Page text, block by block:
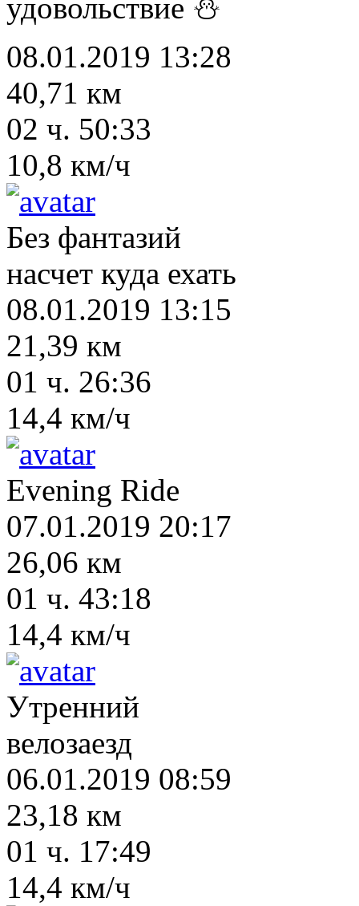
удовольствие ⛄
08.01.2019 13:28
40,71 км
02 ч. 50:33
10,8 км/ч
Без фантазий
насчет куда ехать
08.01.2019 13:15
21,39 км
01 ч. 26:36
14,4 км/ч
Evening Ride
07.01.2019 20:17
26,06 км
01 ч. 43:18
14,4 км/ч
Утренний
велозаезд
06.01.2019 08:59
23,18 км
01 ч. 17:49
14,4 км/ч